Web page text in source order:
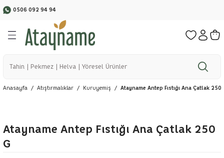
0506 092 94 94
1500 ₺ ve üzeri Siparişlerinizde Ücretsiz Kargo
Anasayfa Atıştırmalıklar Kuruyemiş Atayname Antep Fıstığı Ana Çatlak 250
Atayname Antep Fıstığı Ana Çatlak 250
G